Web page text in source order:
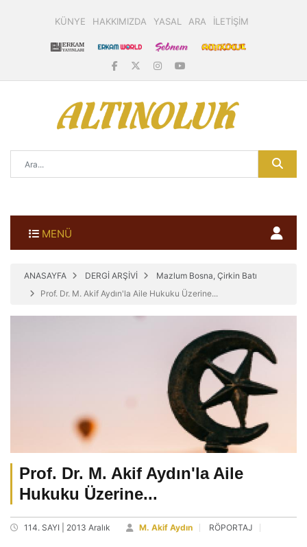
KÜNYE HAKKIMIZDA YASAL ARA İLETİŞİM
MENÜ
ANASAYFA DERGİ ARŞİVİ
Mazlum Bosna, Çirkin Batı
Prof. Dr. M. Akif Aydın'la Aile Hukuku Üzerine...
Prof. Dr. M. Akif Aydın'la Aile
Hukuku Üzerine...
114. SAYI | 2013 Aralık M. Akif Aydın RÖPORTAJ